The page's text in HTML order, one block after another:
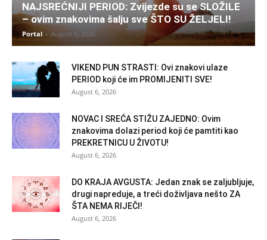
NAJSREĆNIJI PERIOD: Zvijezde su se SLOŽILE
– ovim znakovima šalju sve ŠTO SU ŽELJELI!
Portal - August 6, 2026
VIKEND PUN STRASTI: Ovi znakovi ulaze
PERIOD koji će im PROMIJENITI SVE!
August 6, 2026
NOVAC I SREĆA STIŽU ZAJEDNO: Ovim
znakovima dolazi period koji će pamtiti kao
PREKRETNICU U ŽIVOTU!
August 6, 2026
DO KRAJA AVGUSTA: Jedan znak se zaljubljuje,
drugi napreduje, a treći doživljava nešto ZA
ŠTA NEMA RIJEČI!
August 6, 2026